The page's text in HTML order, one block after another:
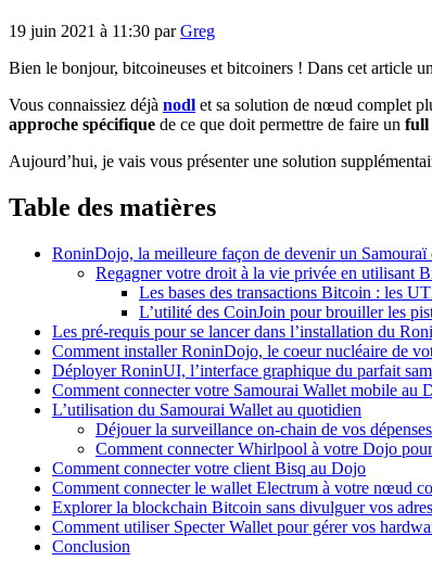
19 juin 2021 à 11:30 parGreg
Bien le bonjour, bitcoineuses et bitcoiners ! Dans cet article
Vous connaissiez déjà nodl et sa solution de nœud complet
approche spécifique de ce que doit permettre de faire un full
Aujourd’hui, je vais vous présenter une solution
Table des matières
RoninDojo, la meilleure façon de devenir un
Regagner votre droit à la vie privée en utilisant
Les bases des transactions Bitcoin : les
L’utilité des CoinJoin pour brouiller les
Les pré-requis pour se lancer dans l’installation du
Comment installer RoninDojo, le coeur nucléaire de
Déployer RoninUI, l’interface graphique du parfait
Comment connecter votre Samourai Wallet mobile au
L’utilisation du Samourai Wallet au quotidien
Déjouer la surveillance on-chain de vos
Comment connecter Whirlpool à votre Dojo
Comment connecter votre client Bisq au Dojo
Comment connecter le wallet Electrum à votre nœud
Explorer la blockchain Bitcoin sans divulguer vos
Comment utiliser Specter Wallet pour gérer vos
Conclusion